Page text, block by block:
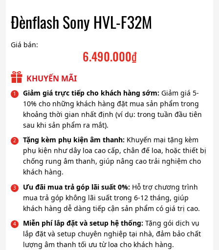
Đènflash Sony HVL-F32M
Giá bán:
6.490.000₫
KHUYẾN MÃI
Giảm giá trực tiếp cho khách hàng sớm: Giảm giá 5-
10% cho những khách hàng đặt mua sản phẩm trong
khoảng thời gian nhất định (ví dụ: trong tuần đầu tiên
sau khi sản phẩm ra mắt).
Tặng kèm phụ kiện âm thanh: Khuyến mại tặng kèm
phụ kiện như dây loa cao cấp, chân đế loa, hoặc thiết bị
chống rung âm thanh, giúp nâng cao trải nghiệm cho
khách hàng.
Ưu đãi mua trả góp lãi suất 0%: Hỗ trợ chương trình
mua trả góp không lãi suất trong 6-12 tháng, giúp
khách hàng dễ dàng tiếp cận sản phẩm có giá trị cao.
Miễn phí lắp đặt và setup hệ thống: Tặng gói dịch vụ
lắp đặt và setup chuyên nghiệp tại nhà, đảm bảo chất
lượng âm thanh tối ưu từ loa cho khách hàng.